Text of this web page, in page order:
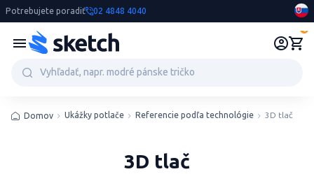
Potrebujete poradiť 02 4848 4040
Domov Ukážky potlače Referencie podľa technológie 3D tlač
3D tlač